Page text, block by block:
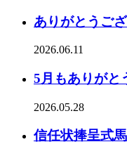
ありがとうござ
2026.06.11
5月もありがと
2026.05.28
信任状捧呈式